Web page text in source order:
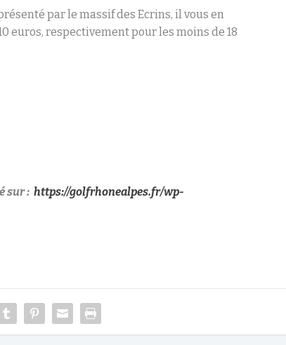
par le massif des Ecrins, il vous en
euros, respectivement pour les moins de 18
sur :https://golfrhonealpes.fr/wp-